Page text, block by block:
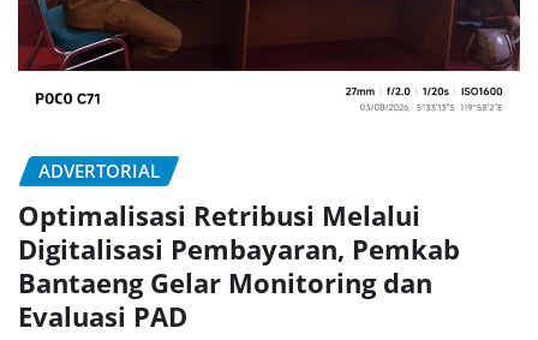
ADVERTORIAL
Optimalisasi Retribusi Melalui
Digitalisasi Pembayaran, Pemkab
Bantaeng Gelar Monitoring dan
Evaluasi PAD